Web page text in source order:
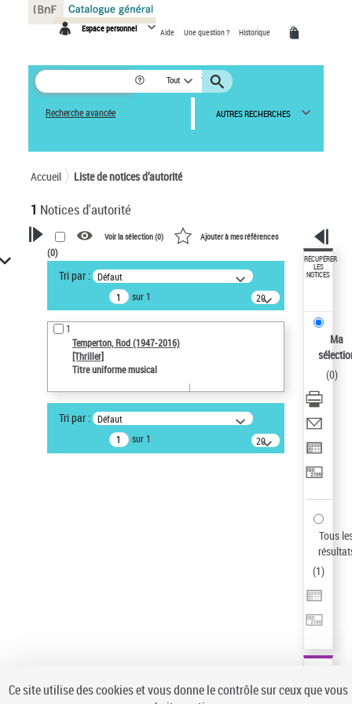
Espace personnel Aide Une question ? Historique
Tout
Recherche avancée AUTRES RECHERCHES
Accueil Liste de notices d’autorité
1 Notices d'autorité
VOTRE RECHERCHE
Recherche avancée dans les
notices d’autorité
Œuvres liées à l'auteur :
Temperton, Rod (1947-2016)
Auteur d’œuvre
Type de notice d'autorité
Titre uniforme musical
Voir la sélection (0) Ajouter à mes références
(0)
Tri par : Défaut
sur 1
20
résultats/page
1
Temperton, Rod (1947-2016)
[Thriller]
Titre uniforme musical
Tri par : Défaut
sur 1
20
résultats/page
RÉCUPÉRER
LES
NOTICES
Ma
(0)
Tous
(1)
Panneau de gestion des cookies
Ce site utilise des cookies et vous donne le contrôle sur ceux que vous